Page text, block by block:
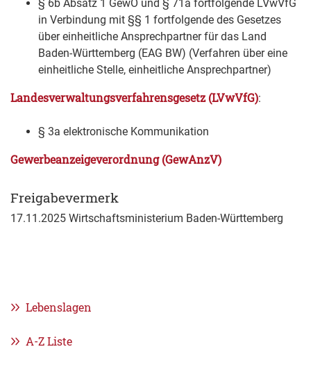
§ 6b Absatz 1 GewO und § 71a fortfolgende LVwVfG
in Verbindung mit §§ 1 fortfolgende des Gesetzes
über einheitliche Ansprechpartner für das Land
Baden-Württemberg (EAG BW) (Verfahren über eine
einheitliche Stelle, einheitliche Ansprechpartner)
Landesverwaltungsverfahrensgesetz (LVwVfG):
§ 3a elektronische Kommunikation
Gewerbeanzeigeverordnung (GewAnzV)
Freigabevermerk
17.11.2025 Wirtschaftsministerium Baden-Württemberg
Lebenslagen
A-Z Liste